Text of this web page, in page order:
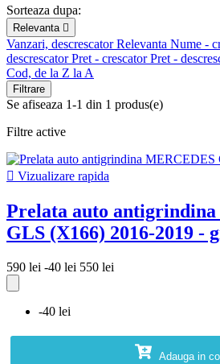
Sorteaza dupa:
Relevanta 
Vanzari, descrescatorRelevanta Nume -
descrescatorPret - crescatorPret -
Cod, de la Z la A
Filtrare
Se afiseaza 1-1 din 1 produs(e)
Filtre active
 Vizualizare rapida
Prelata auto
GLS (X166) 2016-2019 -
590 lei -40 lei 550 lei
-40 lei
Adauga in